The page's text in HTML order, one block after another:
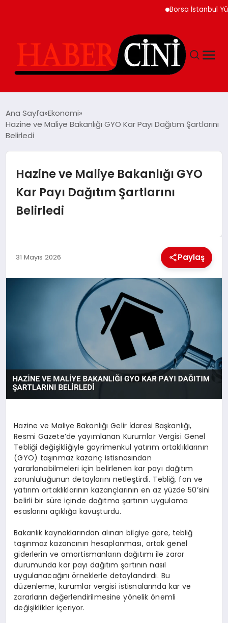
Borsa İstanbul
YAŞAM
GÜNCEL
TEKNOLOJI
GENEL
Ana Sayfa Ekonomi
Hazine ve Maliye Bakanlığı GYO Kar Payı Dağıtım Şartlarını
Belirledi
Hazine ve Maliye Bakanlığı GYO
Kar Payı Dağıtım Şartlarını
Belirledi
31 Mayıs 2026 Paylaş
Hazine ve Maliye Bakanlığı Gelir İdaresi Başkanlığı,
Resmi Gazete’de yayımlanan Kurumlar Vergisi Genel
Tebliği değişikliğiyle gayrimenkul yatırım ortaklıklarının
(GYO) taşınmaz kazanç istisnasından
yararlanabilmeleri için belirlenen kar payı dağıtım
zorunluluğunun detaylarını netleştirdi. Tebliğ, fon ve
yatırım ortaklıklarının kazançlarının en az yüzde 50’sini
belirli bir süre içinde dağıtma şartının uygulama
esaslarını açıklığa kavuşturdu.
Bakanlık kaynaklarından alınan bilgiye göre, tebliğ
taşınmaz kazancının hesaplanması, ortak genel
giderlerin ve amortismanların dağıtımı ile zarar
durumunda kar payı dağıtım şartının nasıl
uygulanacağını örneklerle detaylandırdı. Bu
düzenleme, kurumlar vergisi istisnalarında kar ve
zararların değerlendirilmesine yönelik önemli
değişiklikler içeriyor.